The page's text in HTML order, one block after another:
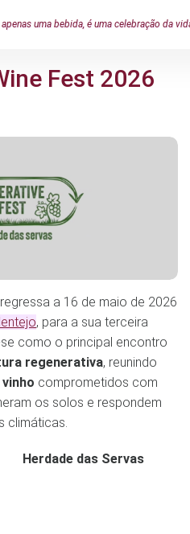
apenas uma bebida, é uma celebração da
Fest 2026
regressa a 16 de maio de 2026
, para a sua terceira
como o principal encontro
regenerativa, reunindo
comprometidos com
os solos e respondem
climáticas.
Herdade das Servas